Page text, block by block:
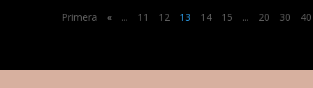
Primera « ... 11 12 13 14 15 ... 20 30 40